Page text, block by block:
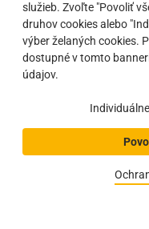
služieb. Zvoľte "Povoliť
druhov cookies alebo
výber želaných cookies.
dostupné v tomto
údajov.
QR-kód na jednotke
Nový dizajn tmavo šedá
SERVO-DRIVE uno
Rovnaká jednotka ako
Ambíciou firmy Blum je
prácu partnerom a prinesú
pohodlie a spokojnosť.